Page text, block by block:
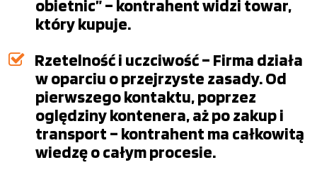
obietnic” – kontrahent widzi towar,
który kupuje.
Rzetelność i uczciwość – Firma działa
w oparciu o przejrzyste zasady. Od
pierwszego kontaktu, poprzez
oględziny kontenera, aż po zakup i
transport – kontrahent ma całkowitą
wiedzę o całym procesie.